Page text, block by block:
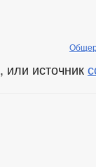
, или источник